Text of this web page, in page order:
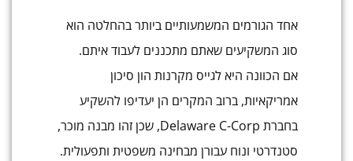
אחד הגורמים המשמעותיים ביותר בהחלטה הוא
סוג המשקיעים שאתם מתכננים לעבוד איתם.
אם הכוונה היא לגייס מקרנות הון סיכון
אמריקאיות, ברוב המקרים הן יעדיפו להשקיע
בחברת Delaware C-Corp, שכן זהו מבנה מוכר,
סטנדרטי ונוח עבורן מבחינה משפטית ותפעולית.